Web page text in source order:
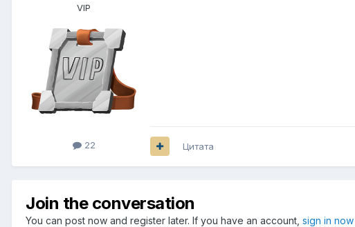
VIP
22 Цитата
Join the conversation
You can post now and register later. If you have an account, sign in now